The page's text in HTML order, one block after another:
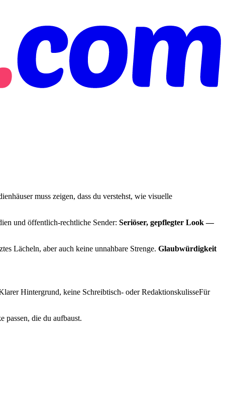
muss zeigen, dass du verstehst, wie visuelle
und öffentlich-rechtliche Sender: Seriöser, gepflegter Look —
Lächeln, aber auch keine unnahbare Strenge. Glaubwürdigkeit
Hintergrund, keine Schreibtisch- oder RedaktionskulisseFür
die du aufbaust.